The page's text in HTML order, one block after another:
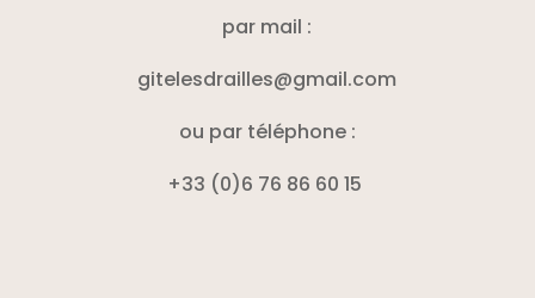
par mail :
gitelesdrailles@gmail.com
ou par téléphone :
+33 (0)6 76 86 60 15